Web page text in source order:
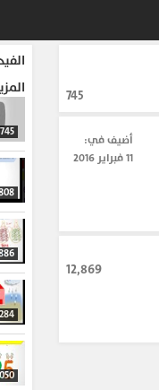
745
أضيف في:
11 فبراير 2016
12,869
745